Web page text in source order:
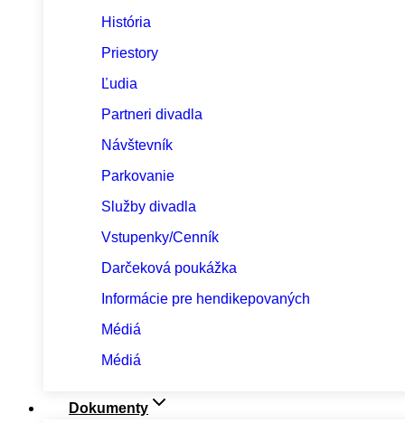
História
Priestory
Ľudia
Partneri divadla
Návštevník
Parkovanie
Služby divadla
Vstupenky/Cenník
Darčeková poukážka
Informácie pre hendikepovaných
Médiá
Médiá
Dokumenty